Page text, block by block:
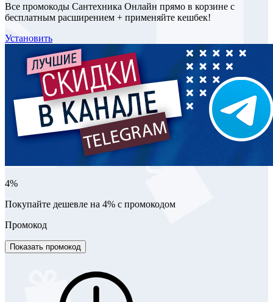
Все промокоды Сантехника Онлайн прямо в корзине с
бесплатным расширением + применяйте кешбек!
Установить
4%
Покупайте дешевле на 4% с промокодом
Промокод
Показать промокод